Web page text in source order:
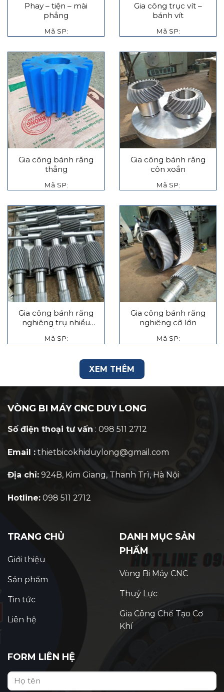
Phay – tiện – mài
phẳng
Mã SP:
Gia công trục vít –
bánh vít
Mã SP:
Gia công bánh răng
thẳng
Mã SP:
Gia công bánh răng
côn xoắn
Mã SP:
Gia công bánh răng
nghiêng trụ nhiều
tầng
Mã SP:
Gia công bánh răng
nghiêng cỡ lớn
Mã SP:
XEM THÊM
VÒNG BI MÁY CNC DUY LONG
Số điện thoại tư vấn : 098 511 2712
Email : thietbicokhiduylong@gmail.com
Địa chỉ: 924B, Kim Giang, Thanh Trì, Hà Nội
Hotline: 098 511 2712
TRANG CHỦ
Giới thiệu
Sản phẩm
Tin tức
Liên hệ
DANH MỤC SẢN
PHẨM
Vòng Bi Máy CNC
Thuỷ Lực
Gia Công Chế Tạo Cơ
Khí
FORM LIÊN HỆ